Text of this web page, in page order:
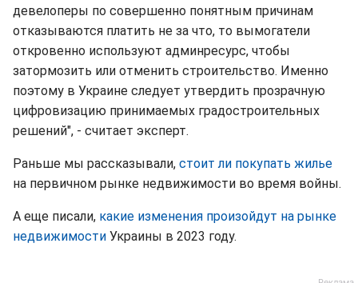
девелоперы по совершенно понятным причинам
отказываются платить не за что, то вымогатели
откровенно используют админресурс, чтобы
затормозить или отменить строительство. Именно
поэтому в Украине следует утвердить прозрачную
цифровизацию принимаемых градостроительных
решений", - считает эксперт.
Раньше мы рассказывали, стоит ли покупать жилье
на первичном рынке недвижимости во время войны.
А еще писали, какие изменения произойдут на рынке
недвижимости Украины в 2023 году.